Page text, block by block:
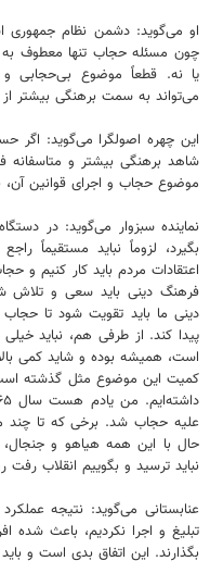
او می‌گوید: دشمن نظام جمهوری
چون مسئله حجاب تنها معطوف
یا نه. قطعاً موضوع بی‌حجابی
می‌تواند به سمت برهنگی بیشتر
این چهره اصولگرا می‌گوید: اگر
شاهد برهنگی بیشتر و متاسفانه
موضوع حجاب و اجرای قوانین آن،
نماینده سبزوار می‌گوید: در
بگیرد، لزوماً نباید مستقیماً
اعتقادات مردم باید کار کنیم
فرهنگ دینی باید سعی و تلاش
دینی ما باید تقویت شود تا
پیدا کند. از طرفی هم، نباید
است، همیشه بوده و شاید کمی
کمیت این موضوع مثل گذشته است.
علیه حجاب شد. برخی که تا چند
حال با این همه هیاهو و
نباید ترسید و بگوییم انقلاب
عنابستانی می‌گوید: نتیجه
تبلیغ و اجرا نکردیم، باعث شده
بگذارند. این اتفاق بدی است و